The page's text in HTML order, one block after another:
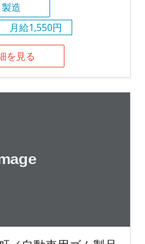
製造
月給1,550円
を見る